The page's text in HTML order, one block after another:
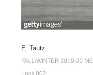
E. Tautz
FALL/WINTER 2019-20
Look 002